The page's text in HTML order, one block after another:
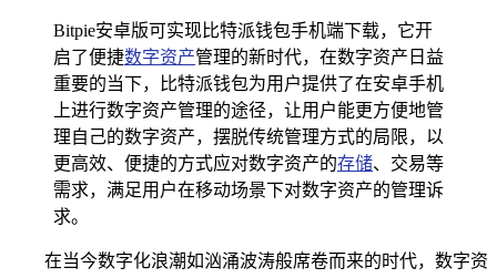
Bitpie安卓版可实现比特派钱包手机端下载，它开
启了便捷数字资产管理的新时代，在数字资产日益
重要的当下，比特派钱包为用户提供了在安卓手机
上进行数字资产管理的途径，让用户能更方便地管
理自己的数字资产，摆脱传统管理方式的局限，以
更高效、便捷的方式应对数字资产的存储、交易等
需求，满足用户在移动场景下对数字资产的管理诉
求。
在当今数字化浪潮如汹涌波涛般席卷而来的时代，数字资